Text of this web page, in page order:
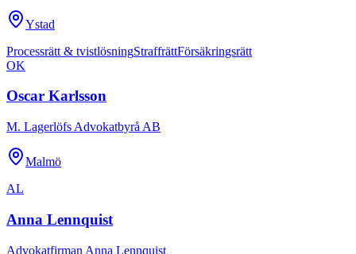
Ystad
Processrätt & tvistlösningStraffrättFörsäkringsrätt
OK
Oscar Karlsson
M. Lagerlöfs Advokatbyrå AB
Malmö
AL
Anna Lennquist
Advokatfirman Anna Lennquist